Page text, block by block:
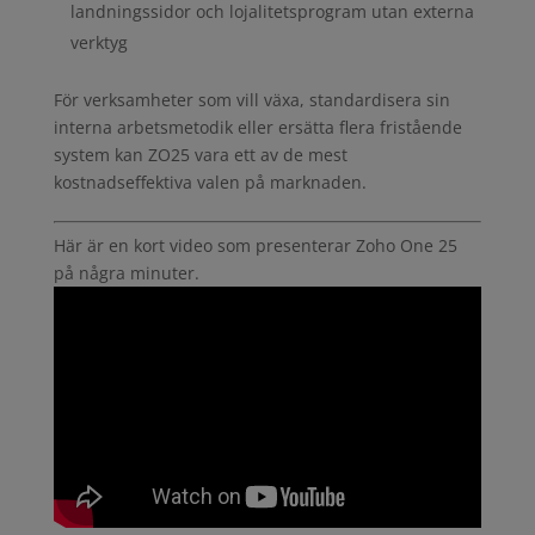
landningssidor och lojalitetsprogram utan externa
verktyg
För verksamheter som vill växa, standardisera sin
interna arbetsmetodik eller ersätta flera fristående
system kan ZO25 vara ett av de mest
kostnadseffektiva valen på marknaden.
Här är en kort video som presenterar Zoho One 25
på några minuter.